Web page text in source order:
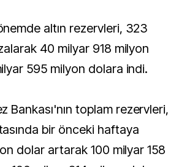
altın rezervleri, 323
40 milyar 918 milyon
595 milyon dolara indi.
Bankası'nın toplam rezervleri,
bir önceki haftaya
dolar artarak 100 milyar 158